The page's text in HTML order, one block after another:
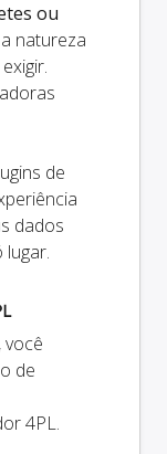
ou
natureza
de
dados
você
de
4PL.